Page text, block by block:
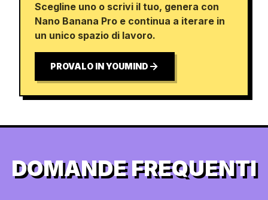
Scegline uno o scrivi il tuo, genera con
Nano Banana Pro e continua a iterare in
un unico spazio di lavoro.
PROVALO IN YOUMIND
DOMANDE FREQUENTI